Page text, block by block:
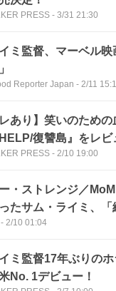
PRESS - 3/31 21:30
ミ監督、マーベル
Reporter Japan - 2/11
レあり】笑いのため
復讐島』をレビ
PRESS - 2/10 19:00
ー・ストレンジ／
たサム・ライミ、
決定
- 2/10 01:04
ミ監督17年ぶりの
No. 1デビュー！